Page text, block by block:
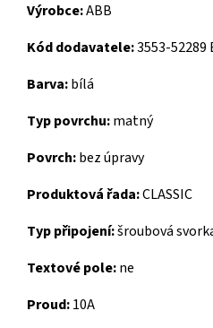
Výrobce:ABB
Kód dodavatele:3553-52289
Barva:bílá
Typ povrchu:matný
Povrch:bez úpravy
Produktová řada:CLASSIC
Typ připojení:šroubová
Textové pole:ne
Proud:10A